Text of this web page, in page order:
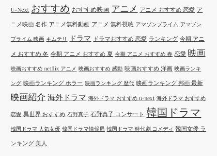
U-Next おすすめ おすすめ映画 アニメ アニメ おすすめ 恋愛 ア
ニメ映画 名作 アニメ無料動画 アニメ 無料視聴 アマゾンプライム アマゾン
プライム 映画 キムテリ ドラマ ドラマおすすめ 恋愛 ランキング 今期 アニ
メ おすすめ 冬 今期 アニメ おすすめ 夏 今期 アニメ おすすめ 春 恋愛 映画
映画おすすめ netflix アニメ 映画おすすめ 感動 映画おすすめ 洋画 映画ランキ
ング 映画ランキング ホラー 映画ランキング 歴代 映画ランキング 邦画 最新
映画紹介 海外ドラマ 海外ドラマ おすすめ u-next 海外ドラマ おすすめ
恋愛 異世界 おすすめ 石野真子 石野真子 コンサート 韓国ドラマ
韓国ドラマ 人気女優 韓国ドラマ情報局 韓国ドラマ 時代劇 コメディ 韓国女優 ラ
ンキング 美人